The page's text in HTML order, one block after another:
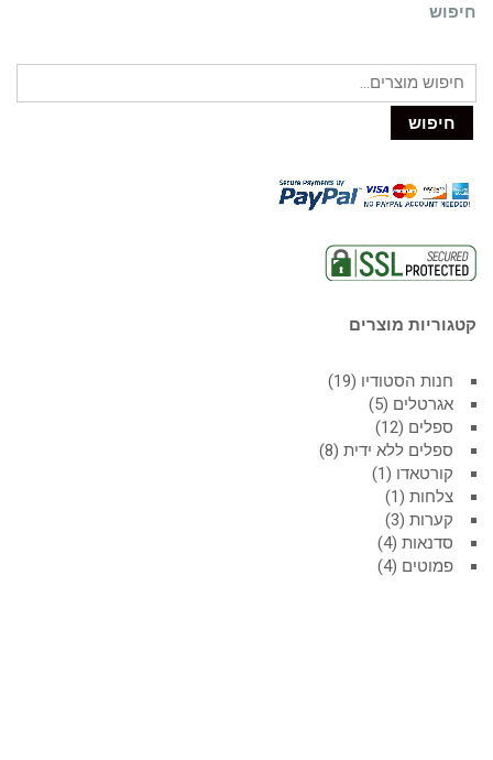
חיפוש
חיפוש
קטגוריות מוצרים
חנות הסטודיו
19
אגרטלים 5
ספלים 12
ספלים ללא ידית 8
קורטאדו
1
צלחות
1
קערות 3
סדנאות 4
פמוטים 4